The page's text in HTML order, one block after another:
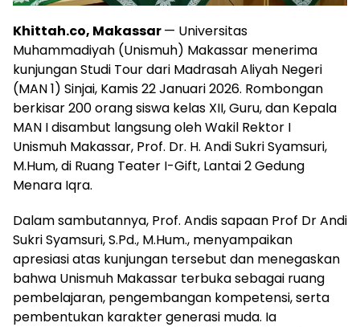
Khittah.co, Makassar— Universitas
Muhammadiyah (Unismuh) Makassar menerima
kunjungan Studi Tour dari Madrasah Aliyah Negeri
(MAN 1) Sinjai, Kamis 22 Januari 2026. Rombongan
berkisar 200 orang siswa kelas XII, Guru, dan Kepala
MAN I disambut langsung oleh Wakil Rektor I
Unismuh Makassar, Prof. Dr. H. Andi Sukri Syamsuri,
M.Hum, di Ruang Teater I-Gift, Lantai 2 Gedung
Menara Iqra.
Dalam sambutannya, Prof. Andis sapaan Prof Dr Andi
Sukri Syamsuri, S.Pd., M.Hum., menyampaikan
apresiasi atas kunjungan tersebut dan menegaskan
bahwa Unismuh Makassar terbuka sebagai ruang
pembelajaran, pengembangan kompetensi, serta
pembentukan karakter generasi muda. Ia